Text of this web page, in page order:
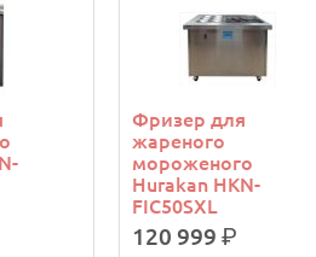
Фризер для
жареного
мороженого
Hurakan HKN-
FIC50SXL
120 999р.